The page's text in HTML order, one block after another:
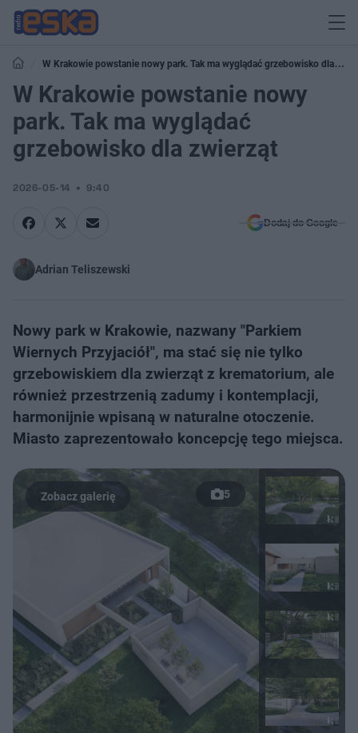
W Krakowie powstanie nowy park. Tak ma wyglądać grzebowisko dla
zwierząt
W Krakowie powstanie nowy
park. Tak ma wyglądać
grzebowisko dla zwierząt
2026-05-14 9:40
Dodaj do Google
Adrian Teliszewski
Nowy park w Krakowie, nazwany "Parkiem
Wiernych Przyjaciół", ma stać się nie tylko
grzebowiskiem dla zwierząt z krematorium, ale
również przestrzenią zadumy i kontemplacji,
harmonijnie wpisaną w naturalne otoczenie.
Miasto zaprezentowało koncepcję tego miejsca.
5